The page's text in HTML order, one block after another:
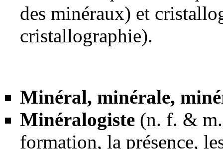
des minéraux) et
cristallographie).
Minéral, minérale,
Minéralogiste (n. f. &
formation, la présence,